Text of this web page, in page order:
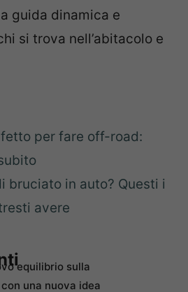
guida dinamica e
si trova nell’abitacolo e
per fare off-road:
bruciato in auto? Questi i
avere
equilibrio sulla
una nuova idea